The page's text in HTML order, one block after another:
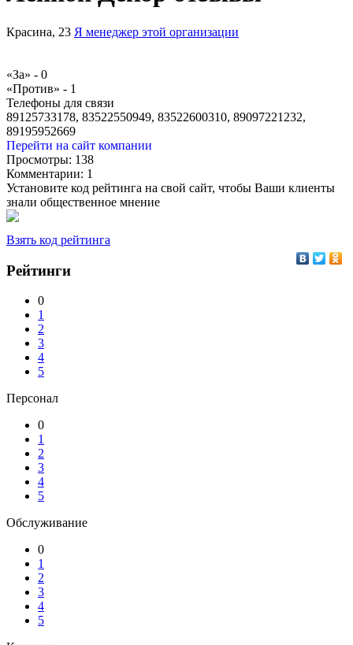
Красина, 23 Я менеджер этой организации
«За» - 0
«Против» - 1
Телефоны для связи
89125733178, 83522550949, 83522600310, 89097221232,
89195952669
Перейти на сайт компании
Просмотры: 138
Комментарии: 1
Установите код рейтинга на свой сайт, чтобы Ваши клиенты
знали общественное мнение
Взять код рейтинга
Рейтинги
0
1
2
3
4
5
Персонал
0
1
2
3
4
5
Обслуживание
0
1
2
3
4
5